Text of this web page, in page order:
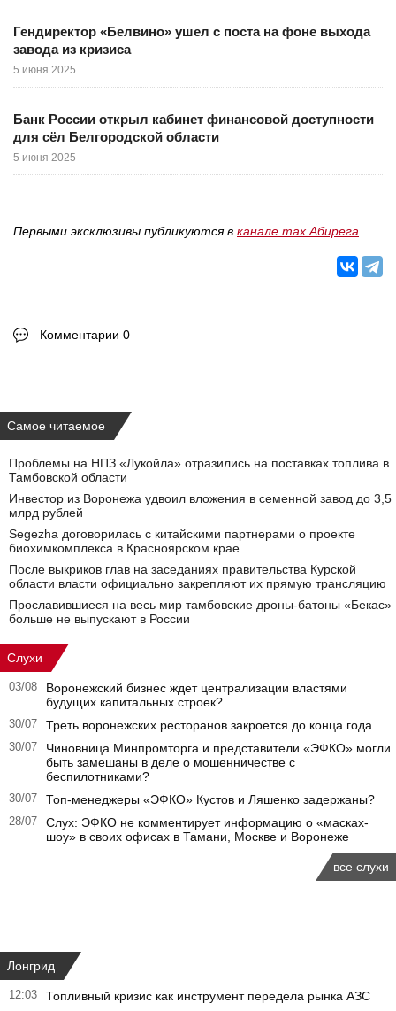
Гендиректор «Белвино» ушел с поста на фоне выхода
завода из кризиса
5 июня 2025
Банк России открыл кабинет финансовой доступности
для сёл Белгородской области
5 июня 2025
Первыми эксклюзивы публикуются в канале max Абирега
Комментарии 0
Самое читаемое
Проблемы на НПЗ «Лукойла» отразились на поставках топлива в
Тамбовской области
Инвестор из Воронежа удвоил вложения в семенной завод до 3,5
млрд рублей
Segezha договорилась с китайскими партнерами о проекте
биохимкомплекса в Красноярском крае
После выкриков глав на заседаниях правительства Курской
области власти официально закрепляют их прямую трансляцию
Прославившиеся на весь мир тамбовские дроны-батоны «Бекас»
больше не выпускают в России
Слухи
03/08
Воронежский бизнес ждет централизации властями
будущих капитальных строек?
30/07 Треть воронежских ресторанов закроется до конца года
30/07
Чиновница Минпромторга и представители «ЭФКО» могли
быть замешаны в деле о мошенничестве с
беспилотниками?
30/07 Топ-менеджеры «ЭФКО» Кустов и Ляшенко задержаны?
28/07
Слух: ЭФКО не комментирует информацию о «масках-
шоу» в своих офисах в Тамани, Москве и Воронеже
все слухи
Лонгрид
12:03 Топливный кризис как инструмент передела рынка АЗС